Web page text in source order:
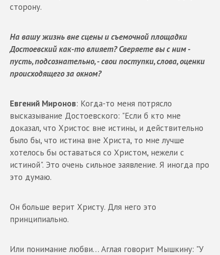
сторону.
На вашу жизнь вне сцены и съемочной площадки
Достоевский как-то влияет? Сверяете вы с ним -
пусть, подсознательно, - свои поступки, слова, оценки
происходящего за окном?
Евгений Миронов: Когда-то меня потрясло
высказывание Достоевского: "Если б кто мне
доказал, что Христос вне истины, и действительно
было бы, что истина вне Христа, то мне лучше
хотелось бы оставаться со Христом, нежели с
истиной". Это очень сильное заявление. Я иногда про
это думаю.
Он больше верит Христу. Для него это
принципиально.
Или понимание любви… Аглая говорит Мышкину: "У